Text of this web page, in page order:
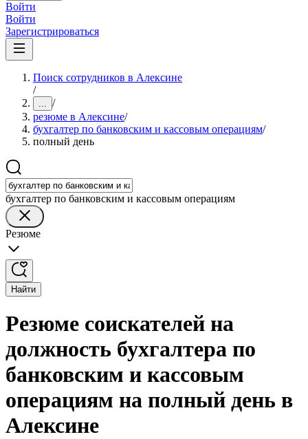
Войти
Войти
Зарегистрироваться
Поиск сотрудников в Алексине
/
... /
резюме в Алексине/
бухгалтер по банковским и кассовым операциям/
полный день
бухгалтер по банковским и кассовым операциям
Резюме
Найти
Резюме соискателей на
должность бухгалтера по
банковским и кассовым
операциям на полный день в
Алексине